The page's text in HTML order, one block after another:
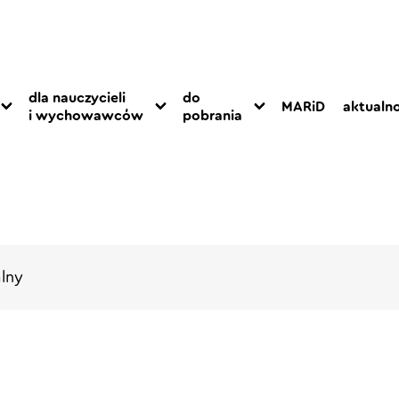
dla nauczycieli
i wychowawców
do
pobrania
MARiD